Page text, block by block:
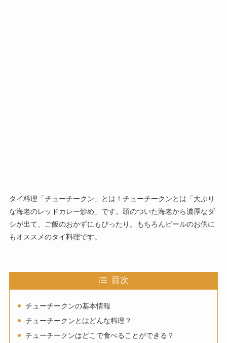
タイ料理「チューチークン」とは！チューチークンとは「大ぶり
な海老のレッドカレー炒め」です。頭のついた海老から濃厚なダ
シが出て、ご飯のおかずにもぴったり。もちろんビールのお供に
もオススメのタイ料理です。
目次
チューチークンの基本情報
チューチークンとはどんな料理？
チューチークンはどこで食べることができる？